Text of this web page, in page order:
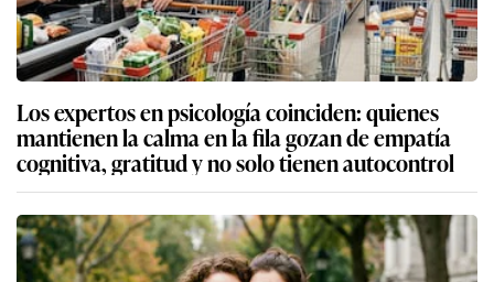
Los expertos en psicología coinciden: quienes
mantienen la calma en la fila gozan de empatía
cognitiva, gratitud y no solo tienen autocontrol